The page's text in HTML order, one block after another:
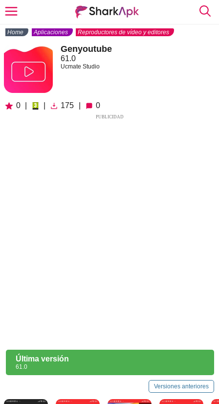
Home Aplicaciones Reproductores de vídeo y editores
Genyoutube
61.0
Ucmate Studio
0 175 0
PUBLICIDAD
Última versión
61.0
Versiones anteriores